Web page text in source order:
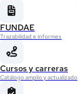
FUNDAE
Trazabilidad e informes
Cursos y carreras
Catálogo amplio y actualizado